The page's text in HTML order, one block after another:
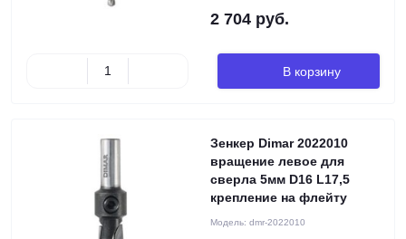
2 704 руб.
В корзину
Зенкер Dimar 2022010
вращение левое для
сверла 5мм D16 L17,5
крепление на флейту
Модель: dmr-2022010